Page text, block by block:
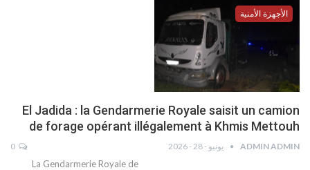
الأجهزة الأمنية
El Jadida : la Gendarmerie Royale saisit un camion
de forage opérant illégalement à Khmis Mettouh
ADMIN ADMIN يونيو - 28 - 2026
La Gendarmerie Royale de